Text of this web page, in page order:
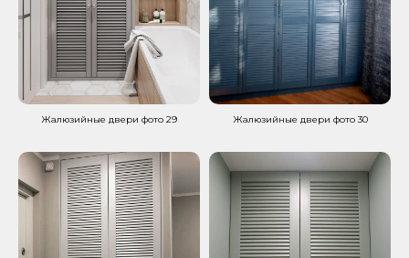
Жалюзийные двери фото 29 Жалюзийные двери фото 30